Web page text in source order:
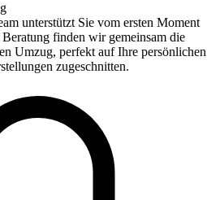
unterstützt Sie vom ersten Moment
finden wir gemeinsam die
Umzug, perfekt auf Ihre persönlichen
zugeschnitten.